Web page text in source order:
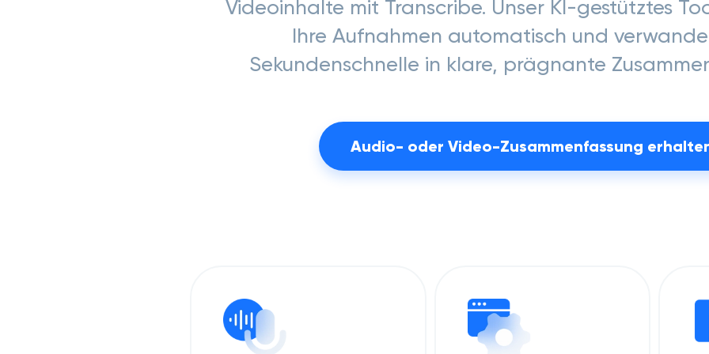
Videoinhalte mit Transcribe. Unser KI-gestütztes
Ihre Aufnahmen automatisch und
Sekundenschnelle in klare, prägnante
Audio- oder Video-Zusammenfassung